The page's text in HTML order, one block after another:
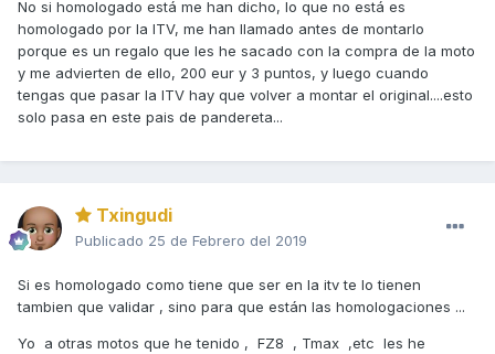
No si homologado está me han dicho, lo que no está es
homologado por la ITV, me han llamado antes de montarlo
porque es un regalo que les he sacado con la compra de la moto
y me advierten de ello, 200 eur y 3 puntos, y luego cuando
tengas que pasar la ITV hay que volver a montar el original....esto
solo pasa en este pais de pandereta...
Txingudi
Publicado 25 de Febrero del 2019
Si es homologado como tiene que ser en la itv te lo tienen
tambien que validar , sino para que están las homologaciones ...
Yo a otras motos que he tenido , FZ8 , Tmax ,etc les he